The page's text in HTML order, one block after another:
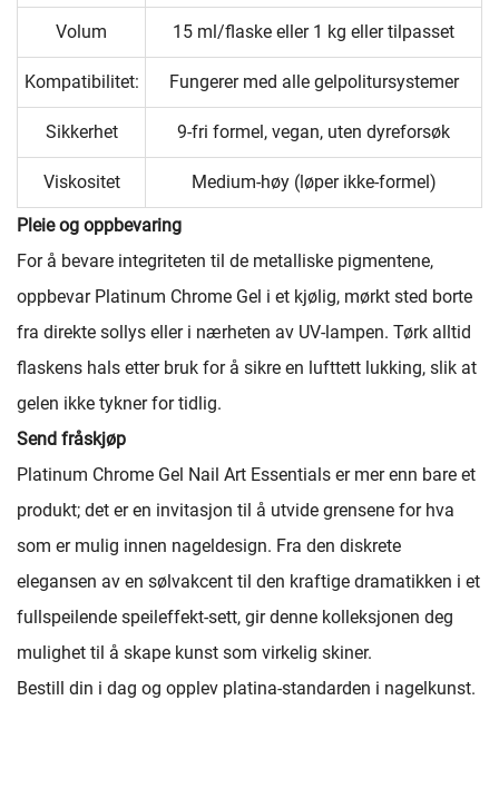
Volum 15 ml/flaske eller 1 kg eller tilpasset
Kompatibilitet: Fungerer med alle gelpolitursystemer
Sikkerhet 9-fri formel, vegan, uten dyreforsøk
Viskositet Medium-høy (løper ikke-formel)
Pleie og oppbevaring
For å bevare integriteten til de metalliske pigmentene,
oppbevar Platinum Chrome Gel i et kjølig, mørkt sted borte
fra direkte sollys eller i nærheten av UV-lampen. Tørk alltid
flaskens hals etter bruk for å sikre en lufttett lukking, slik at
gelen ikke tykner for tidlig.
Send fråskjøp
Platinum Chrome Gel Nail Art Essentials er mer enn bare et
produkt; det er en invitasjon til å utvide grensene for hva
som er mulig innen nageldesign. Fra den diskrete
elegansen av en sølvakcent til den kraftige dramatikken i et
fullspeilende speileffekt-sett, gir denne kolleksjonen deg
mulighet til å skape kunst som virkelig skiner.
Bestill din i dag og opplev platina-standarden i nagelkunst.